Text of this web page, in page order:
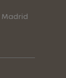
Madrid